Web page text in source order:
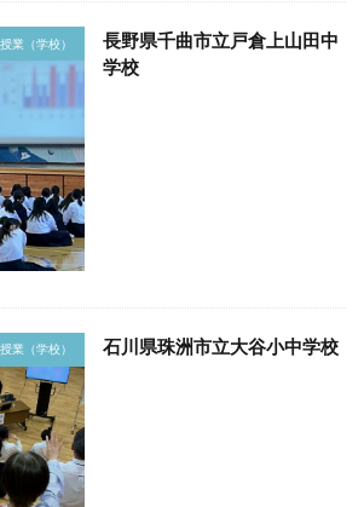
業（学校）
長野県千曲市立戸倉上山田中
学校
業（学校） 石川県珠洲市立大谷小中学校
県 佐賀県 長崎県 熊本県
検索